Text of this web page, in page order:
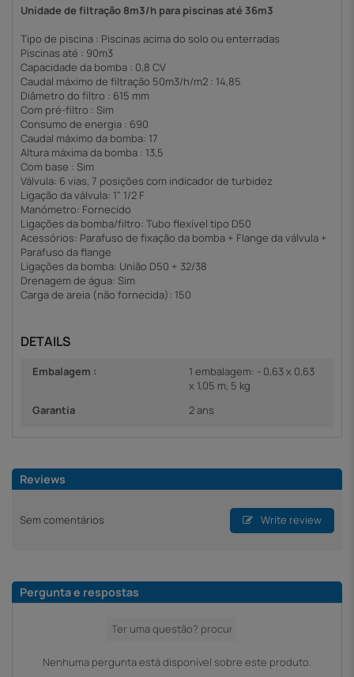
Unidade de filtração 8m3/h para piscinas até 36m3
Tipo de piscina : Piscinas acima do solo ou enterradas
Piscinas até : 90m3
Capacidade da bomba : 0,8 CV
Caudal máximo de filtração 50m3/h/m2 : 14,85
Diâmetro do filtro : 615 mm
Com pré-filtro : Sim
Consumo de energia : 690
Caudal máximo da bomba: 17
Altura máxima da bomba : 13,5
Com base : Sim
Válvula: 6 vias, 7 posições com indicador de turbidez
Ligação da válvula: 1" 1/2 F
Manómetro: Fornecido
Ligações da bomba/filtro: Tubo flexível tipo D50
Acessórios: Parafuso de fixação da bomba + Flange da válvula +
Parafuso da flange
Ligações da bomba: União D50 + 32/38
Drenagem de água: Sim
Carga de areia (não fornecida): 150
DETAILS
Embalagem :
1 embalagem: - 0,63 x 0,63
x 1,05 m, 5 kg
Garantia
2 ans
Reviews
Sem comentários Write review
Pergunta e respostas
Nenhuma pergunta está disponível sobre este produto.